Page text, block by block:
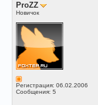
ProZZ
Новичок
Регистрация: 06.02.2006
Сообщения: 5